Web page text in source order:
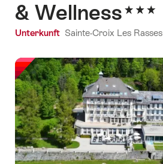
& Wellness
Unterkunft Sainte-Croix Les Rasses